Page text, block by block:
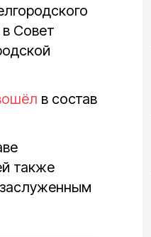
в Совет
в состав
также